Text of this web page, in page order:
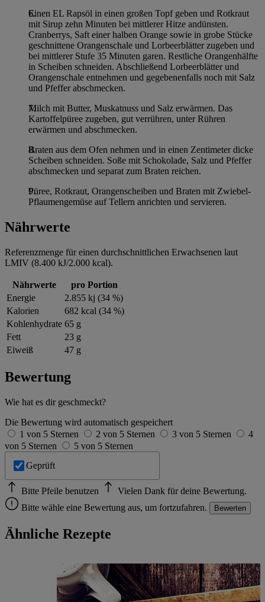
Einen EL Rapsöl in einen großen Topf geben und Rotkraut
mit Sirup zehn Minuten bei mittlerer Hitze andünsten.
Cranberrys, Saft einer halben Orange sowie in grobe Stücke
geschnittene Orangenschale und Lorbeerblätter zugeben und
bei mittlerer Stufe 35 Minuten garen. Restliche Orangenhälfte
in Scheiben schneiden. Abschließend Lorbeerblätter und
Orangenschale entnehmen und gegebenenfalls noch mit Salz
und Pfeffer abschmecken.
Milch mit Butter, Muskatnuss und Salz erwärmen. Das
Kartoffelpüree zugeben, gut verrühren, unter Rühren
erwärmen und abschmecken.
Braten aus dem Ofen nehmen und in einen Zentimeter dicke
Scheiben schneiden. Soße mit Schokolade, Salz und Pfeffer
abschmecken und separat zum Braten reichen.
Püree, Rotkraut, Orangenscheiben und Braten mit Zwiebel-
Pflaumengemüse auf Tellern anrichten und servieren.
Nährwerte
Referenzmenge für einen durchschnittlichen Erwachsenen laut
LMIV (8.400 kJ/2.000 kcal).
Nährwerte
pro Portion
Energie
2.855 kj (34 %)
Kalorien
682 kcal (34 %)
Kohlenhydrate 65 g
Fett
23 g
Eiweiß
47 g
Bewertung
Wie hat es dir geschmeckt?
Die Bewertung wird automatisch gespeichert
1 von 5 Sternen
2 von 5 Sternen 3 von 5 Sternen
4
von 5 Sternen
5 von 5 Sternen
Geprüft
Bitte Pfeile benutzen
Vielen Dank für deine Bewertung.
Bitte wähle eine Bewertung aus, um fortzufahren.
Bewerten
Ähnliche Rezepte